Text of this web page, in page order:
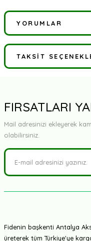
YORUMLAR
Bu
TAKSIT
FIRSATLARI
Mail adresinizi ekleyerek
olabilirsiniz.
Fidenin başkenti Antalya
üreterek tüm Türkiye'ye